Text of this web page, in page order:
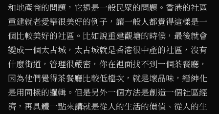
和地產商的問題，它還是一般民眾的問題。香港的社區
重建就老愛舉很美好的例子，讓一般人都覺得這樣是一
個比較美好的社區。比如說重建觀塘的時候，最後就會
變成一個太古城，太古城就是香港很中產的社區，沒有
什麼街道，管理很嚴密，你在裡面找不到一個茶餐廳，
因為他們覺得茶餐廳比較低檔次，就是壞品味，縉紳化
是用同樣的邏輯。但是另外一個方法是創造一個社區經
濟，再具體一點來講就是從人的生活的價值、從人的生